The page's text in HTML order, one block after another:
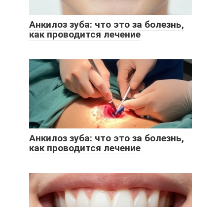
Анкилоз зуба: что это за болезнь,
как проводится лечение
Анкилоз зуба: что это за болезнь,
как проводится лечение